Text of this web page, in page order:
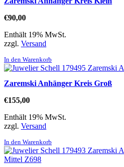
€90,00
Enthält 19% MwSt.
zzgl. Versand
In den Warenkorb
Zaremski Anhänger Kreis Groß
€155,00
Enthält 19% MwSt.
zzgl. Versand
In den Warenkorb